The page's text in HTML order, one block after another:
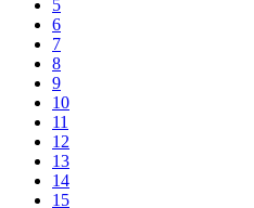
5
6
7
8
9
10
11
12
13
14
15